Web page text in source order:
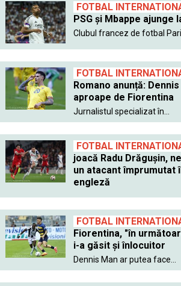
FOTBAL
PSG şi Mbappe ajunge
Clubul francez de fotbal
FOTBAL
Romano anunță:
aproape de Fiorentina
Jurnalistul specializat în...
FOTBAL
joacă Radu Drăgușin,
un atacant împrumutat
engleză
FOTBAL
Fiorentina, "în
i-a găsit şi înlocuitor
Dennis Man ar putea face...